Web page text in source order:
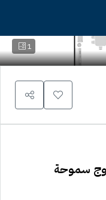
1
مروج سموحة